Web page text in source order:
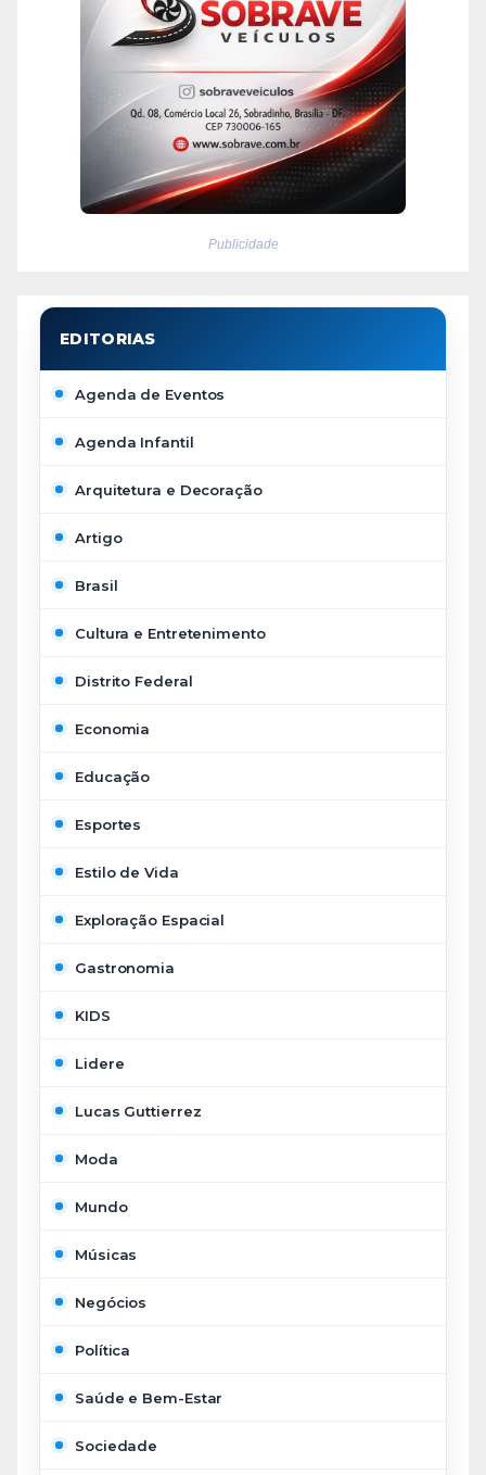
Publicidade
Agenda de Eventos
Agenda Infantil
Arquitetura e Decoração
Artigo
Brasil
Cultura e Entretenimento
Distrito Federal
Economia
Educação
Esportes
Estilo de Vida
Exploração Espacial
Gastronomia
KIDS
Lidere
Lucas Guttierrez
Moda
Mundo
Músicas
Negócios
Política
Saúde e Bem-Estar
Sociedade